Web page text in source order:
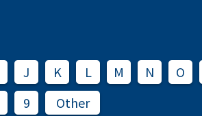
J K L M N O
9 Other